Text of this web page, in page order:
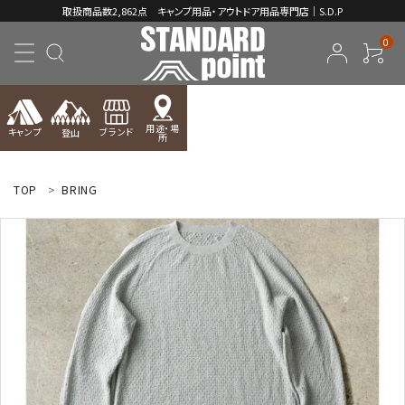
取扱商品数2,862点 キャンプ用品・アウトドア用品専門店｜S.D.P
0
キャンプ 登山 ブランド 用途・場
所
ようこそ ゲスト 様
meeting_room ログイン person 新規会員登録
コンテンツ
INFORMATION
TOP BRING